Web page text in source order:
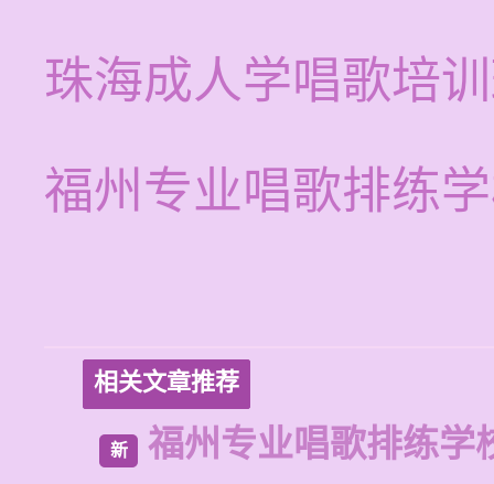
珠海成人学唱歌培
福州专业唱歌排练
相关文章推荐
新 福州专业唱歌排练学